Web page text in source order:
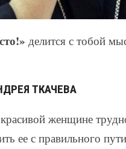
делится с тобой
ТКАЧЕВА
женщине
ее с правильного